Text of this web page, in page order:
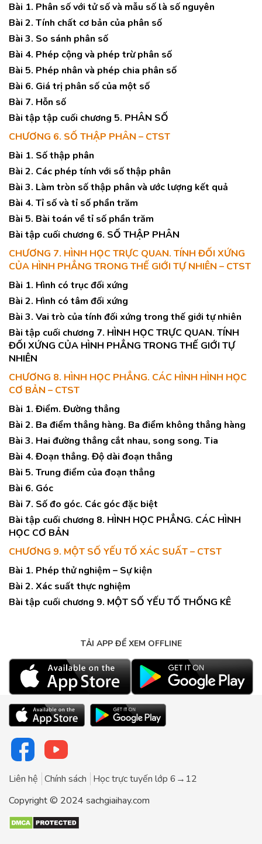
Bài 1. Phân số với tử số và mẫu số là số nguyên
Bài 2. Tính chất cơ bản của phân số
Bài 3. So sánh phân số
Bài 4. Phép cộng và phép trừ phân số
Bài 5. Phép nhân và phép chia phân số
Bài 6. Giá trị phân số của một số
Bài 7. Hỗn số
Bài tập tập cuối chương 5. PHÂN SỐ
CHƯƠNG 6. SỐ THẬP PHÂN – CTST
Bài 1. Số thập phân
Bài 2. Các phép tính với số thập phân
Bài 3. Làm tròn số thập phân và ước lượng kết quả
Bài 4. Tỉ số và tỉ số phần trăm
Bài 5. Bài toán về tỉ số phần trăm
Bài tập cuối chương 6. SỐ THẬP PHÂN
CHƯƠNG 7. HÌNH HỌC TRỰC QUAN. TÍNH ĐỐI XỨNG
CỦA HÌNH PHẲNG TRONG THẾ GIỚI TỰ NHIÊN – CTST
Bài 1. Hình có trục đối xứng
Bài 2. Hình có tâm đối xứng
Bài 3. Vai trò của tính đối xứng trong thế giới tự nhiên
Bài tập cuối chương 7. HÌNH HỌC TRỰC QUAN. TÍNH
ĐỐI XỨNG CỦA HÌNH PHẲNG TRONG THẾ GIỚI TỰ
NHIÊN
CHƯƠNG 8. HÌNH HỌC PHẲNG. CÁC HÌNH HÌNH HỌC
CƠ BẢN – CTST
Bài 1. Điểm. Đường thẳng
Bài 2. Ba điểm thẳng hàng. Ba điểm không thẳng hàng
Bài 3. Hai đường thẳng cắt nhau, song song. Tia
Bài 4. Đoạn thẳng. Độ dài đoạn thẳng
Bài 5. Trung điểm của đoạn thẳng
Bài 6. Góc
Bài 7. Số đo góc. Các góc đặc biệt
Bài tập cuối chương 8. HÌNH HỌC PHẲNG. CÁC HÌNH
HỌC CƠ BẢN
CHƯƠNG 9. MỘT SỐ YẾU TỐ XÁC SUẤT – CTST
Bài 1. Phép thử nghiệm – Sự kiện
Bài 2. Xác suất thực nghiệm
Bài tập cuối chương 9. MỘT SỐ YẾU TỐ THỐNG KÊ
TẢI APP ĐỂ XEM OFFLINE
Liên hệ Chính sách Học trực tuyến lớp 6→12
Copyright © 2024 sachgiaihay.com